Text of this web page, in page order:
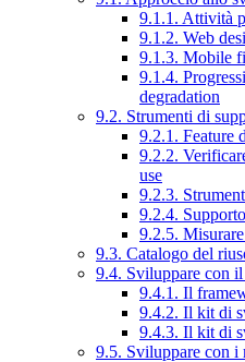
9.1.1. Attività
9.1.2. Web
9.1.3. Mobile
9.1.4.
degradation
9.2. Strumenti di
9.2.1. Feature
9.2.2.
use
9.2.3.
9.2.4.
9.2.5.
9.3. Catalogo del
9.4. Sviluppare con
9.4.1. Il
9.4.2. Il kit di
9.4.3. Il kit di
9.5. Sviluppare con i